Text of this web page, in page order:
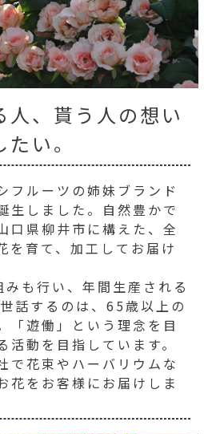
人、貰う人の想い
い。
フルーツの姉妹ブランド
生しました。自然豊かで
口県柳井市に構えた、全
育て、加工してお届け
も行い、年間生産される
話するのは、65歳以上の
「遊働」という理念を目
動を目指しています。
で花束やハーバリウムな
花をお客様にお届けしま